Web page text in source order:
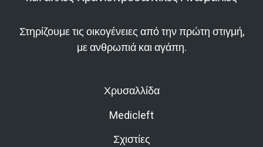
Στηρίζουμε τις οικογένειες από την πρώτη στιγμή,
με ανθρωπιά και αγάπη.
Χρυσαλλίδα
Medicleft
Σχιστίες